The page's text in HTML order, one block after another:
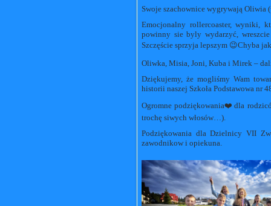
Swoje szachownice wygrywają Oliwia
Emocjonalny rollercoaster, wyniki,
powinny sie byly wydarzyć,
Szczęście sprzyja lepszym 😉Chyba
Oliwka, Misia, Joni, Kuba i Mirek –
Dziękujemy, że mogliśmy Wam
historii naszej Szkoła Podstawowa nr
Ogromne podziękowania❤️dla
trochę siwych włosów…).
Podziękowania dla Dzielnicy VII
zawodnikow i opiekuna.